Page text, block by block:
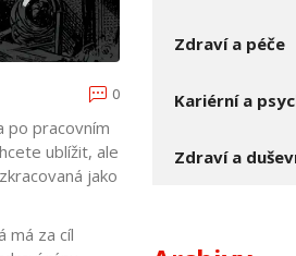
0
po pracovním
ublížit, ale
jako
má za cíl
Zdraví a péče
Kariérní a
Zdraví a